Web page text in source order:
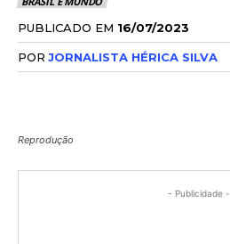
PUBLICADO EM 16/07/2023
POR JORNALISTA HÉRICA SILVA
Reprodução
- Publicidade -